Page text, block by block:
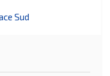
Sud